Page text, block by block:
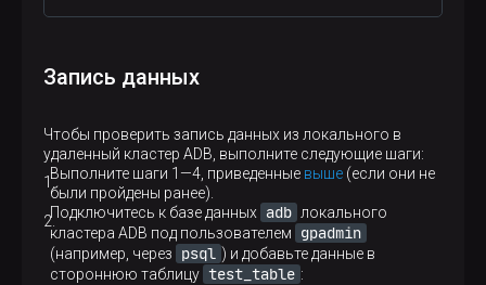
Запись данных
Чтобы проверить запись данных из локального в
удаленный кластер ADB, выполните следующие шаги:
Выполните шаги 1—​4, приведенные выше (если они не
были пройдены ранее).
Подключитесь к базе данных
adb локального
кластера ADB под пользователем
gpadmin
(например, через psql ) и добавьте данные в
стороннюю таблицу test_table :